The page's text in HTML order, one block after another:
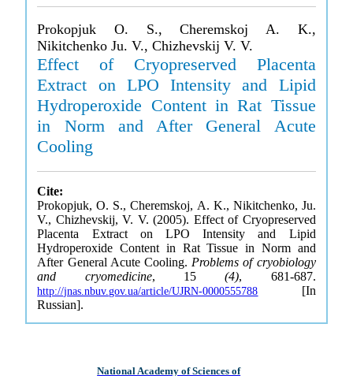
Prokopjuk O. S., Cheremskoj A. K.,
Nikitchenko Ju. V., Chizhevskij V. V.
Effect of Cryopreserved Placenta
Extract on LPO Intensity and Lipid
Hydroperoxide Content in Rat Tissue
in Norm and After General Acute
Cooling
Cite:
Prokopjuk, O. S., Cheremskoj, A. K., Nikitchenko, Ju.
V., Chizhevskij, V. V. (2005). Effect of Cryopreserved
Placenta Extract on LPO Intensity and Lipid
Hydroperoxide Content in Rat Tissue in Norm and
After General Acute Cooling. Problems of cryobiology
and cryomedicine, 15(4), 681-687.
http://jnas.nbuv.gov.ua/article/UJRN-0000555788 [In
Russian].
National Academy of Sciences of